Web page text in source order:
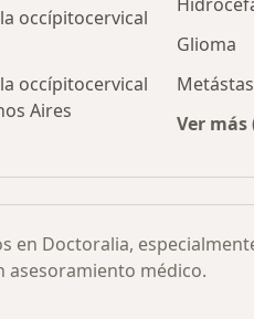
occípitocervical
occípitocervical
Aires
Glioma
Ver más
en Doctoralia,
asesoramiento médico.